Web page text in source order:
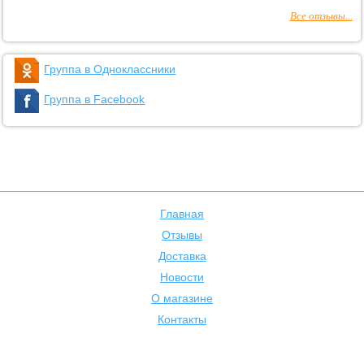
Все отзывы...
Группа в Одноклассники
Группа в Facebook
Главная
Отзывы
Доставка
Новости
О магазине
Контакты